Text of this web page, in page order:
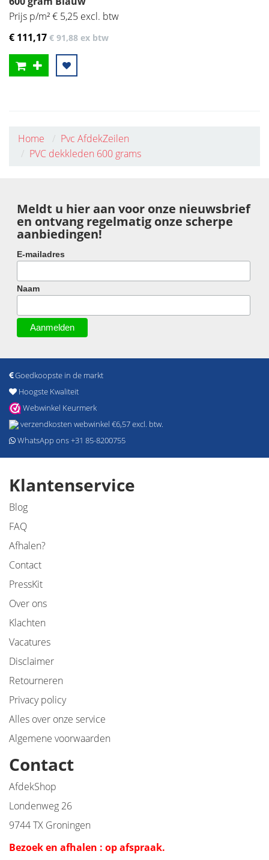
Prijs p/m² € 5,25 excl. btw
€ 111,17 € 91,88 ex btw
Home
Pvc AfdekZeilen
PVC dekkleden 600 grams
Meldt u hier aan voor onze nieuwsbrief
en ontvang regelmatig onze scherpe
aanbiedingen!
E-mailadres
Naam
Goedkoopste in de markt
Hoogste Kwaliteit
Webwinkel Keurmerk
verzendkosten webwinkel €6,57 excl. btw.
WhatsApp ons +31 85-8200755
Klantenservice
Blog
FAQ
Afhalen?
Contact
PressKit
Over ons
Klachten
Vacatures
Disclaimer
Retourneren
Privacy policy
Alles over onze service
Algemene voorwaarden
Contact
AfdekShop
Londenweg 26
9744 TX Groningen
Bezoek en afhalen : op afspraak.